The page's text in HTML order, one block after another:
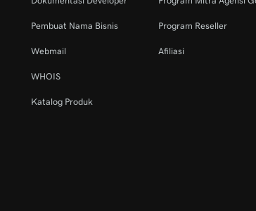
Pembuat Nama Bisnis
Webmail
WHOIS
Katalog Produk
Program Reseller
Afiliasi